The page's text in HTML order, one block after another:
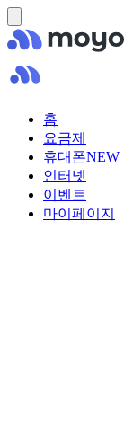
홈
요금제
휴대폰NEW
인터넷
이벤트
마이페이지